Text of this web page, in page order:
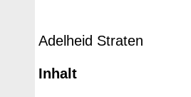
Adelheid Straten
Inhalt